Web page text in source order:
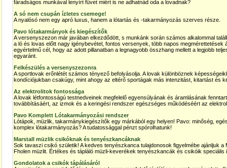
fáradságos munkával lenyírt füvet miért is ne adhatnád oda a lovadnak?
A só nem csupán ízletes csemege!
A nyalósó nem egy apró luxus, hanem a lótartás és -takarmányozás szerves része.
Pavo lótakarmányok és kiegészítők
A versenyszezon már javában elkezdődött, s munkánk során számos alkalommal
a ló és lovas előtt nagy igénybevétel, fontos versenyek, több napos megmérettetések
egyértelmű cél, hogy az adott pillanatban a legnagyobb összhang mellett a legjobb
egyaránt.
Felkészülés a versenyszezonra
A sportlovak erőnlétét számos tényező befolyásolja. A lovak különböznek
kondíciójukban csakúgy, mint ahogy az eltérő sportágak más intenzitást, kitartást és
Az elektrolitok fontossága
A lovak létfontosságú testnedveinek megfelelő egyensúlyának és áramlásának
továbbításáért, az izmok és a keringési rendszer egészséges működéséért az
Pavo Komplett Lótakarmányozási rendszer
Lótápok, müzlik, takarmánykiegészítők egy márkából egy helyen! Pavo: minőség,
komplex lótakarmányozás? A tudatossággal pénzt spórolhatunk!
Marstall müzlik csikóknak és tenyészkancáknak
Sok tavaszi csikó születik! A kedves tenyészkanca tulajdonosok figyelmébe ajánljuk a
Fholen müzlit. Értékes és tápláló müzli-keverékek tenyészkancák és csikóik speciális
Gondolatok a csikók tápálásáról